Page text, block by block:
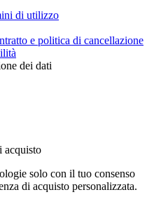
di utilizzo
e politica di cancellazione
dei dati
acquisto
solo con il tuo consenso
di acquisto personalizzata.